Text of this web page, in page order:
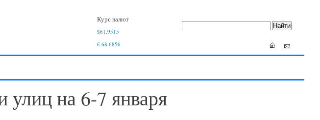
Курс валют
$61.9515
€ 68.6856
улиц на 6-7 января